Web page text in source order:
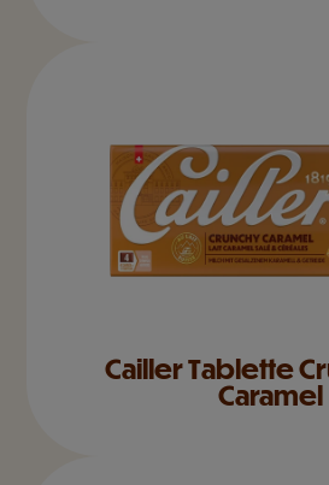
Cailler Tablette
Caramel